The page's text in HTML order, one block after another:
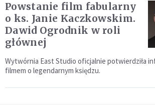
Powstanie film fabularny
o ks. Janie Kaczkowskim.
Dawid Ogrodnik w roli
głównej
Wytwórnia East Studio oficjalnie potwierdziła
filmem o legendarnym księdzu.